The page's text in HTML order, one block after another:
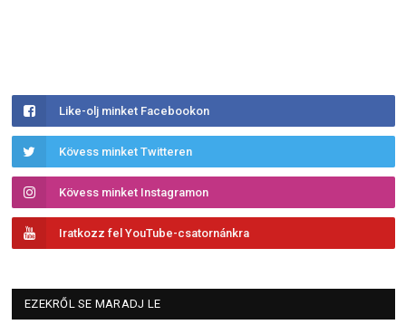
Like-olj minket Facebookon
Kövess minket Twitteren
Kövess minket Instagramon
Iratkozz fel YouTube-csatornánkra
EZEKRŐL SE MARADJ LE